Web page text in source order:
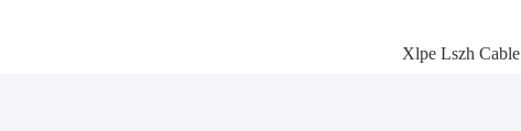
Xlpe Lszh Cable